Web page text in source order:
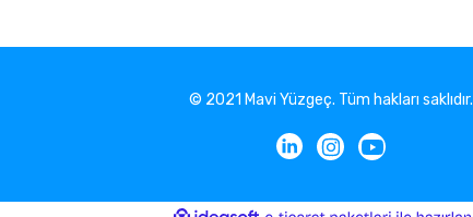
© 2021 Mavi Yüzgeç. Tüm hakları saklıdır.